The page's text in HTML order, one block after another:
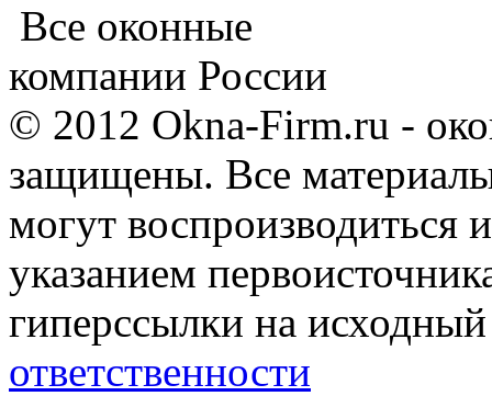
Все оконные
компании России
© 2012 Okna-Firm.ru -
защищены. Все
могут воспроизводиться
указанием
гиперссылки на
ответственности